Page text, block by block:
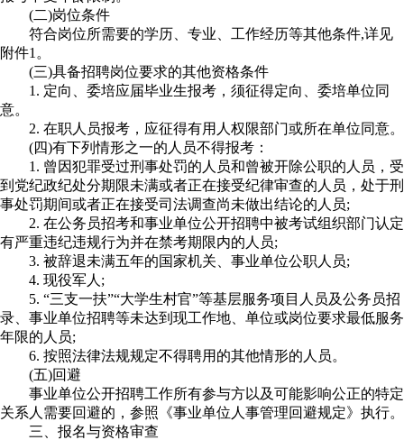
(二)岗位条件
符合岗位所需要的学历、专业、工作经历等其他条件,详见
附件1。
(三)具备招聘岗位要求的其他资格条件
1. 定向、委培应届毕业生报考，须征得定向、委培单位同
意。
2. 在职人员报考，应征得有用人权限部门或所在单位同意。
(四)有下列情形之一的人员不得报考：
1. 曾因犯罪受过刑事处罚的人员和曾被开除公职的人员，受
到党纪政纪处分期限未满或者正在接受纪律审查的人员，处于刑
事处罚期间或者正在接受司法调查尚未做出结论的人员;
2. 在公务员招考和事业单位公开招聘中被考试组织部门认定
有严重违纪违规行为并在禁考期限内的人员;
3. 被辞退未满五年的国家机关、事业单位公职人员;
4. 现役军人;
5. “三支一扶”“大学生村官”等基层服务项目人员及公务员招
录、事业单位招聘等未达到现工作地、单位或岗位要求最低服务
年限的人员;
6. 按照法律法规规定不得聘用的其他情形的人员。
(五)回避
事业单位公开招聘工作所有参与方以及可能影响公正的特定
关系人需要回避的，参照《事业单位人事管理回避规定》执行。
三、报名与资格审查